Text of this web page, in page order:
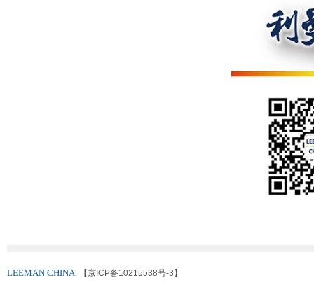
LEEMAN CHINA. 【京ICP备10215538号-3】